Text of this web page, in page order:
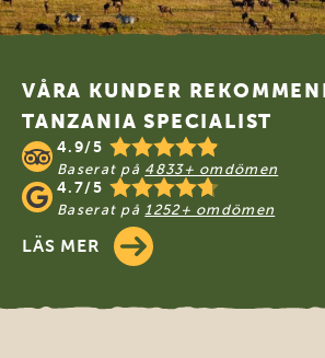
Footer
VÅRA KUNDER
TANZANIA SPECIALIST
4.9/5
Baserat på 4833+ omdömen
4.7/5
Baserat på 1252+ omdömen
LÄS MER